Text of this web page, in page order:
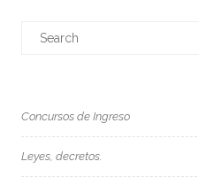
Concursos de Ingreso
Leyes, decretos.